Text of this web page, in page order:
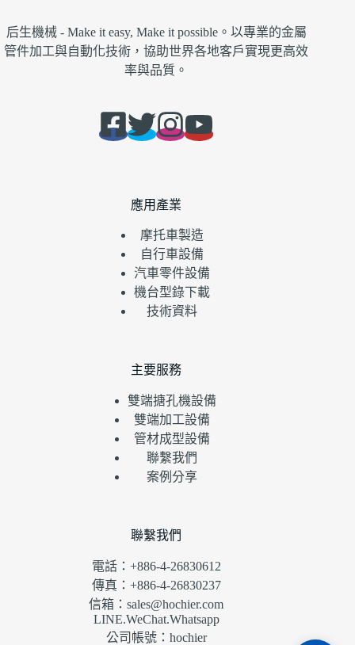
后生機械 - Make it easy, Make it possible。以專業的金屬
管件加工與自動化技術，協助世界各地客戶實現更高效
率與品質。
應用產業
摩托車製造
自行車設備
汽車零件設備
機台型錄下載
技術資料
主要服務
雙端搪孔機設備
雙端加工設備
管材成型設備
聯繫我們
案例分享
聯繫我們
電話：+886-4-26830612
傳真：+886-4-26830237
信箱：sales@hochier.com
LINE.WeChat.Whatsapp
公司帳號：hochier